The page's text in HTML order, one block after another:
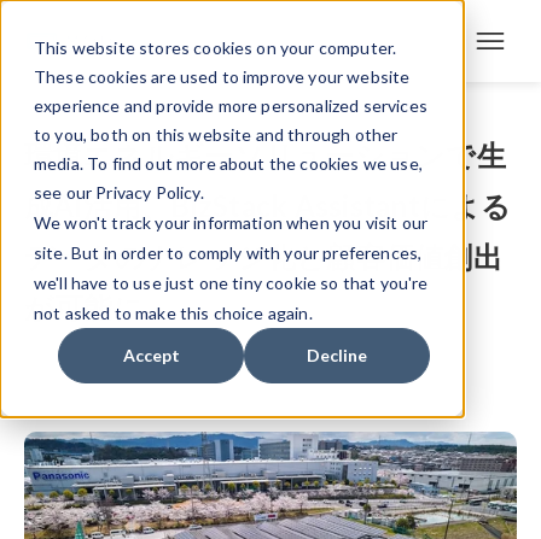
This website stores cookies on your computer.
These cookies are used to improve your website
experience and provide more personalized services
to you, both on this website and through other
media. To find out more about the cookies we use,
see our Privacy Policy.
We won't track your information when you visit our
site. But in order to comply with your preferences,
we'll have to use just one tiny cookie so that you're
not asked to make this choice again.
Accept Decline
環境エネルギーソリューションで生
成AI活用、BizStack Assistantによる
データのナレッジ化と顧客価値創出
が可能に